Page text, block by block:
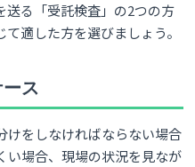
送る「受託検査」の2つの方
適した方を選びましょう。
ス
けをしなければならない場合
い場合、現場の状況を見なが